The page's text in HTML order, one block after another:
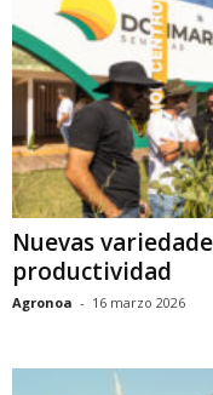
Nuevas
productividad
Agronoa - 16 marzo 2026